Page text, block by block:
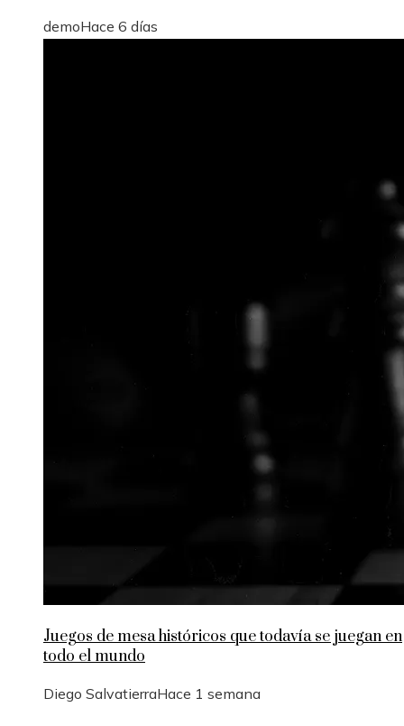
demoHace 6 días
Juegos de mesa históricos que todavía se juegan en
todo el mundo
Diego SalvatierraHace 1 semana